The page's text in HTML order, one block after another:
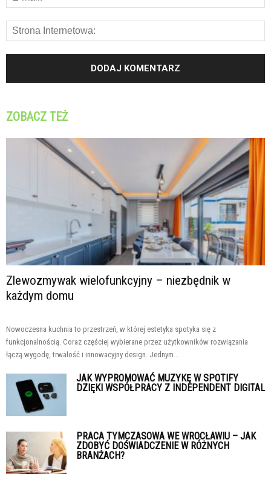
ZOBACZ TEŻ
Zlewozmywak wielofunkcyjny – niezbędnik w
każdym domu
Nowoczesna kuchnia to przestrzeń, w której estetyka spotyka się z
funkcjonalnością. Coraz częściej wybierane przez użytkowników rozwiązania
łączą wygodę, trwałość i innowacyjny design. Jednym...
JAK WYPROMOWAĆ MUZYKĘ W SPOTIFY
DZIĘKI WSPÓŁPRACY Z INDEPENDENT DIGITAL
PRACA TYMCZASOWA WE WROCŁAWIU – JAK
ZDOBYĆ DOŚWIADCZENIE W RÓŻNYCH
BRANŻACH?